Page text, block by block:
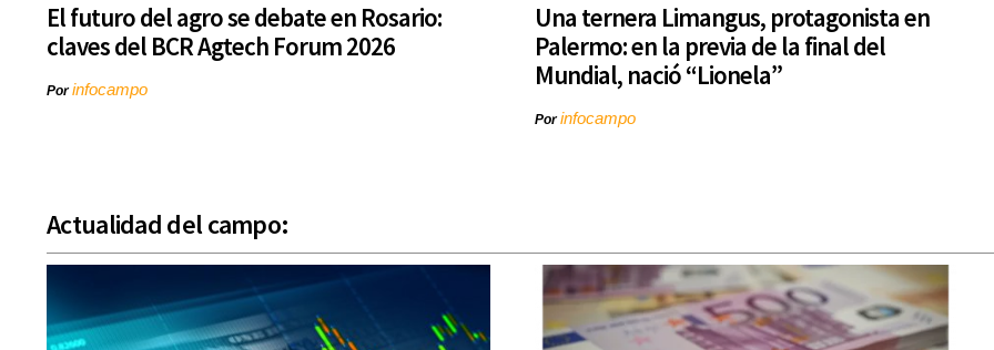
El futuro del agro se debate en Rosario:
claves del BCR Agtech Forum 2026
Porinfocampo
Una ternera Limangus, protagonista en
Palermo: en la previa de la final del
Mundial, nació “Lionela”
Porinfocampo
Actualidad del campo: